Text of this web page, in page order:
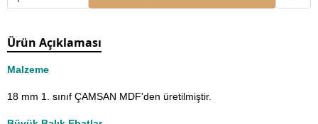
Ürün Açıklaması
Malzeme
18 mm 1. sınıf ÇAMSAN MDF'den üretilmiştir.